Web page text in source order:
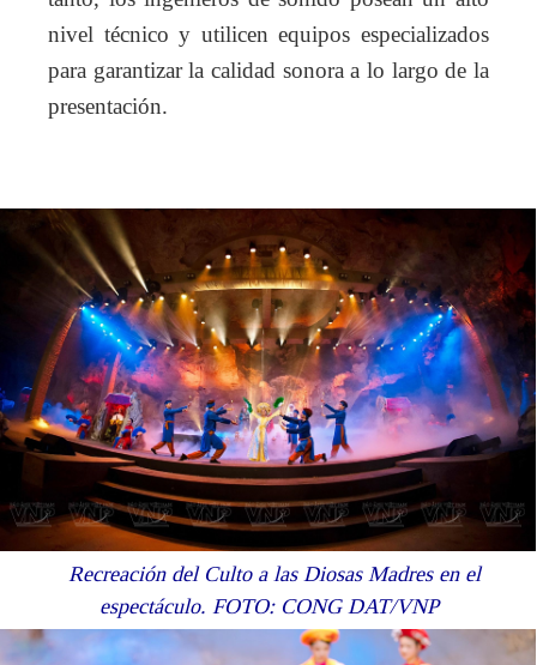
nivel técnico y utilicen equipos especializados
para garantizar la calidad sonora a lo largo de la
presentación.
Recreación del Culto a las Diosas Madres en el
espectáculo. FOTO: CONG DAT/VNP